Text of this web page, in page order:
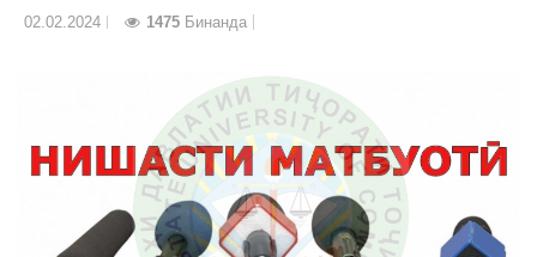
02.02.2024 1475 Бинанда